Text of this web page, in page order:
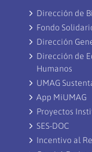
Dirección de
Fondo
Dirección
Dirección de
Humanos
UMAG
App MiUMAG
Proyectos
SES-DOC
Incentivo al